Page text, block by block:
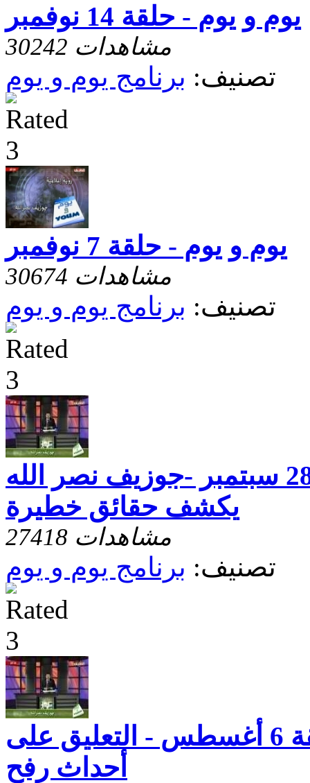
يوم و يوم - حلقة 14 نوفمبر
30242 مشاهدات
تصنيف: برنامج يوم و يوم
يوم و يوم - حلقة 7 نوفمبر
30674 مشاهدات
تصنيف: برنامج يوم و يوم
يوم و يوم - حلقة 28 سبتمبر -جوزيف نصر الله
يكشف حقائق خطيرة
27418 مشاهدات
تصنيف: برنامج يوم و يوم
يوم و يوم - حلقة 6 أغسطس - التعليق على
أحداث رفح